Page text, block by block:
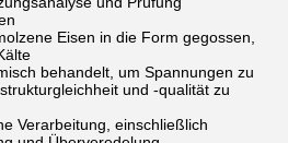
Eisen in die Form gegossen,
behandelt, um Spannungen zu
und -qualität zu
Verarbeitung, einschließlich